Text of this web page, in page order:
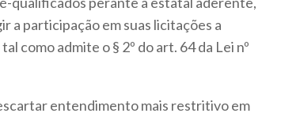
a participação em suas licitações a
como admite o § 2º do art. 64 da Lei nº
entendimento mais restritivo em